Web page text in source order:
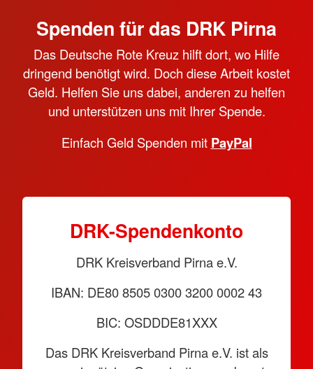
Spenden für das DRK Pirna
Das Deutsche Rote Kreuz hilft dort, wo Hilfe
dringend benötigt wird. Doch diese Arbeit kostet
Geld. Helfen Sie uns dabei, anderen zu helfen
und unterstützen uns mit Ihrer Spende.
Einfach Geld Spenden mit PayPal
DRK-Spendenkonto
DRK Kreisverband Pirna e.V.
IBAN: DE80 8505 0300 3200 0002 43
BIC: OSDDDE81XXX
Das DRK Kreisverband Pirna e.V. ist als